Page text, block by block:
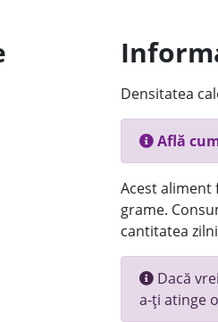
Densitatea
Află
Acest aliment
grame.
cantitatea
Dacă
a-ți atinge